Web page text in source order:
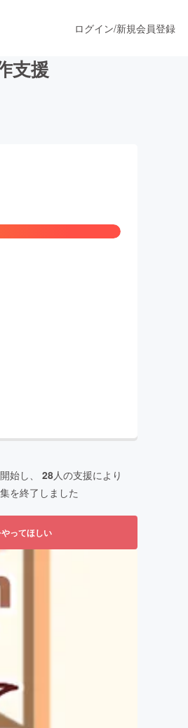
ログイン/新規会員登録
支援
始し、 28人の支援により
を終了しました
ってほしい